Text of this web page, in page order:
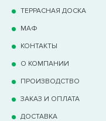
ТЕРРАCНАЯ ДОСКА
МАФ
КОНТАКТЫ
О КОМПАНИИ
ПРОИЗВОДСТВО
ЗАКАЗ И ОПЛАТА
ДОСТАВКА